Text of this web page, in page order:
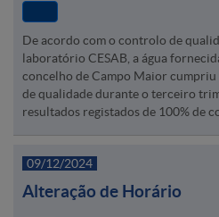
De acordo com o controlo de
laboratório CESAB, a água
concelho de Campo Maior
de qualidade durante o terceiro
resultados registados de 100% de
09/12/2024
Alteração de Horário